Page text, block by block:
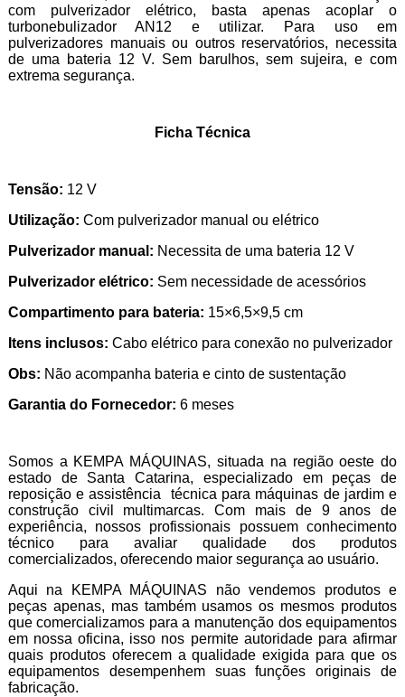
com pulverizador elétrico, basta apenas acoplar o
turbonebulizador AN12 e utilizar. Para uso em
pulverizadores manuais ou outros reservatórios, necessita
de uma bateria 12 V. Sem barulhos, sem sujeira, e com
extrema segurança.
Ficha Técnica
Tensão: 12 V
Utilização: Com pulverizador manual ou elétrico
Pulverizador manual: Necessita de uma bateria 12 V
Pulverizador elétrico: Sem necessidade de acessórios
Compartimento para bateria: 15×6,5×9,5 cm
Itens inclusos: Cabo elétrico para conexão no pulverizador
Obs: Não acompanha bateria e cinto de sustentação
Garantia do Fornecedor: 6 meses
Somos a KEMPA MÁQUINAS, situada na região oeste do
estado de Santa Catarina, especializado em peças de
reposição e assistência técnica para máquinas de jardim e
construção civil multimarcas. Com mais de 9 anos de
experiência, nossos profissionais possuem conhecimento
técnico para avaliar qualidade dos produtos
comercializados, oferecendo maior segurança ao usuário.
Aqui na KEMPA MÁQUINAS não vendemos produtos e
peças apenas, mas também usamos os mesmos produtos
que comercializamos para a manutenção dos equipamentos
em nossa oficina, isso nos permite autoridade para afirmar
quais produtos oferecem a qualidade exigida para que os
equipamentos desempenhem suas funções originais de
fabricação.